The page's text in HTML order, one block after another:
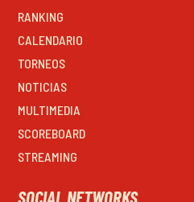
RANKING
CALENDARIO
TORNEOS
NOTICIAS
MULTIMEDIA
SCOREBOARD
STREAMING
SOCIAL NETWORKS